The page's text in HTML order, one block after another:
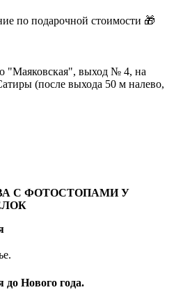
по подарочной стоимости 🎁
"Маяковская", выход № 4, на
(после выхода 50 м налево,
С ФОТОСТОПАМИ У
до Нового года.